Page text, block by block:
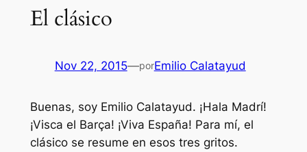
El clásico
Nov 22, 2015—porEmilio Calatayud
Buenas, soy Emilio Calatayud. ¡Hala Madrí!
¡Visca el Barça! ¡Viva España! Para mí, el
clásico se resume en esos tres gritos.